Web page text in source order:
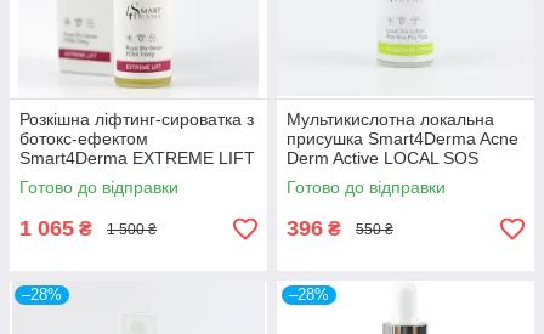
Розкішна ліфтинг-сироватка з
ботокс-ефектом
Smart4Derma EXTREME LIFT
ROYAL BTX-SERUM PDNA
FILLING
Готово до відправки
1 065 ₴ 1 500 ₴
Мультикислотна локальна
присушка Smart4Derma Acne
Derm Active LOCAL SOS
LOTION АНА-BHA-PHA PURE
Готово до відправки
396 ₴ 550 ₴
–28% –28%